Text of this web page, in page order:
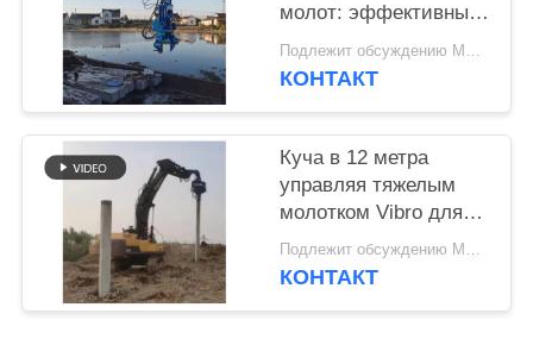
молот: эффективный
вибропривод для
цементных
Подлежит обсуждению MOQ:1 набор
КОНТАКТ
Куча в 12 метра
управляя тяжелым
молотком Vibro для
трудного проекта зон
земли/почвы
Подлежит обсуждению MOQ:1 НАБОР
КОНТАКТ